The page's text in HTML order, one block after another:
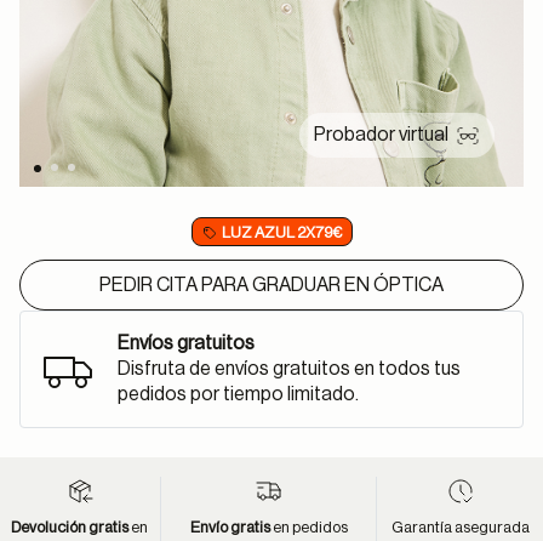
Probador virtual
LUZ AZUL 2X79€
PEDIR CITA PARA GRADUAR EN ÓPTICA
Envíos gratuitos
Disfruta de envíos gratuitos en todos tus
pedidos por tiempo limitado.
Devolución gratisen
Envío gratisen pedidos
Garantía asegurada